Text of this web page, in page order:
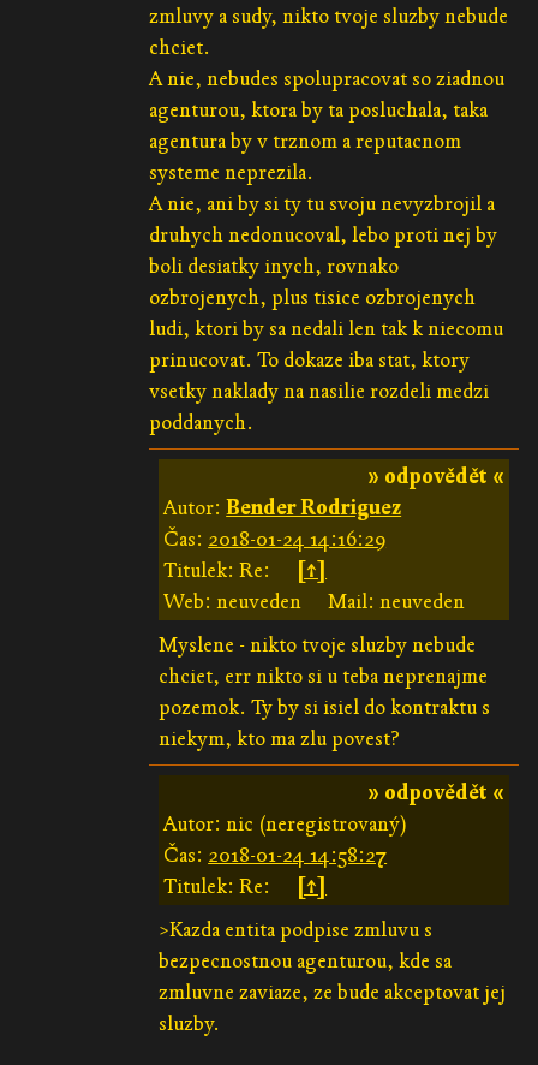
zmluvy a sudy, nikto tvoje sluzby nebude
chciet.
A nie, nebudes spolupracovat so ziadnou
agenturou, ktora by ta posluchala, taka
agentura by v trznom a reputacnom
systeme neprezila.
A nie, ani by si ty tu svoju nevyzbrojil a
druhych nedonucoval, lebo proti nej by
boli desiatky inych, rovnako
ozbrojenych, plus tisice ozbrojenych
ludi, ktori by sa nedali len tak k niecomu
prinucovat. To dokaze iba stat, ktory
vsetky naklady na nasilie rozdeli medzi
poddanych.
» odpovědět «
Autor:Bender Rodriguez
Čas: 2018-01-24 14:16:29
Titulek: Re:
[↑]
Web: neuveden
Mail: neuveden
Myslene - nikto tvoje sluzby nebude
chciet, err nikto si u teba neprenajme
pozemok. Ty by si isiel do kontraktu s
niekym, kto ma zlu povest?
» odpovědět «
Autor: nic (neregistrovaný)
Čas: 2018-01-24 14:58:27
Titulek: Re:
[↑]
>Kazda entita podpise zmluvu s
bezpecnostnou agenturou, kde sa
zmluvne zaviaze, ze bude akceptovat jej
sluzby.